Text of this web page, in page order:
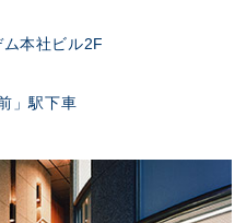
本社ビル2F
」駅下車